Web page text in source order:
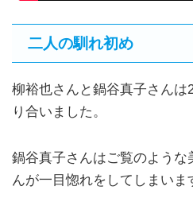
二人の馴れ初め
柳裕也さんと鍋谷真子さんは
り合いました。
鍋谷真子さんはご覧のような
んが一目惚れをしてしまいま